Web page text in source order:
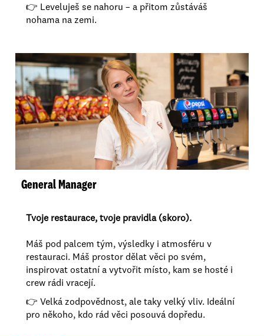
👉 Leveluješ se nahoru – a přitom zůstáváš
nohama na zemi.
General Manager
Tvoje restaurace, tvoje pravidla (skoro).
Máš pod palcem tým, výsledky i atmosféru v
restauraci. Máš prostor dělat věci po svém,
inspirovat ostatní a vytvořit místo, kam se hosté i
crew rádi vracejí.
👉 Velká zodpovědnost, ale taky velký vliv. Ideální
pro někoho, kdo rád věci posouvá dopředu.